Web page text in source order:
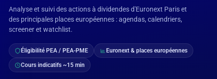
Analyse et suivi des actions à dividendes d'Euronext Paris et
des principales places européennes : agendas, calendriers,
screener et watchlist.
Éligibilité PEA / PEA-PME Euronext & places européennes
Cours indicatifs ~15 min